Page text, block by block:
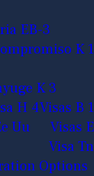
EB-3
K 1
K 3
H 4Visas B 1
Uu
Visas E
Visa Tn
Options